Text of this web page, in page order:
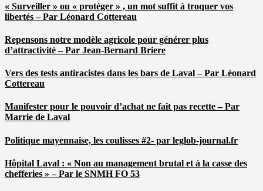
« Surveiller » ou « protéger » , un mot suffit à troquer vos
libertés – Par Léonard Cottereau
Repensons notre modèle agricole pour générer plus
d’attractivité – Par Jean-Bernard Briere
Vers des tests antiracistes dans les bars de Laval – Par Léonard
Cottereau
Manifester pour le pouvoir d’achat ne fait pas recette – Par
Marrie de Laval
Politique mayennaise, les coulisses #2- par leglob-journal.fr
Hôpital Laval : « Non au management brutal et à la casse des
chefferies » – Par le SNMH FO 53